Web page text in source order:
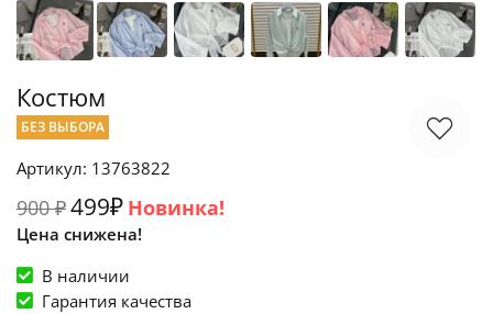
Костюм
БЕЗ ВЫБОРА
Артикул: 13763822
900 ₽499₽ Новинка!
Цена снижена!
В наличии
Гарантия качества